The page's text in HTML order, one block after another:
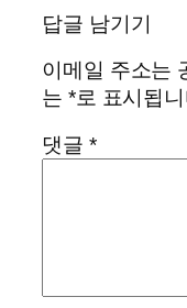
답글 남기기
이메일 주소는
는 *로 표시됩
댓글 *